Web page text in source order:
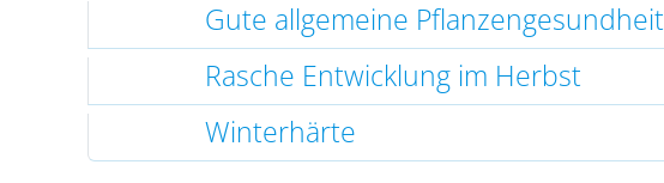
Gute allgemeine Pflanzengesundheit
Rasche Entwicklung im Herbst
Winterhärte